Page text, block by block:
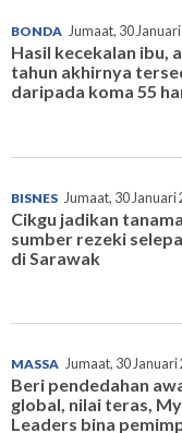
BONDA Jumaat, 30
Hasil kecekalan ibu,
tahun akhirnya
daripada koma 55
BISNES Jumaat, 30 Januari
Cikgu jadikan
sumber rezeki
di Sarawak
MASSA Jumaat, 30 Januari
Beri pendedahan
global, nilai teras,
Leaders bina